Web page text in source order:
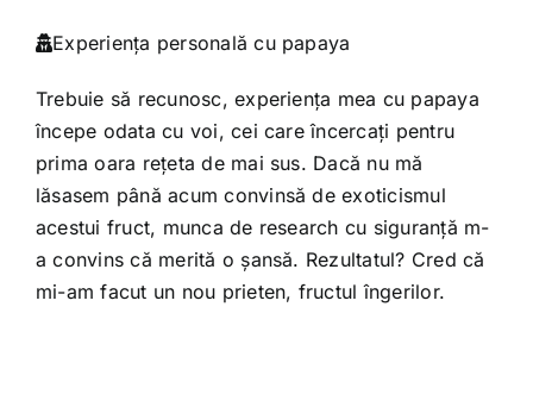
Experienţa personală cu papaya
Trebuie să recunosc, experienţa mea cu papaya
începe odata cu voi, cei care încercaţi pentru
prima oara reţeta de mai sus. Dacă nu mă
lăsasem până acum convinsă de exoticismul
acestui fruct, munca de research cu siguranţă m-
a convins că merită o şansă. Rezultatul? Cred că
mi-am facut un nou prieten, fructul îngerilor.